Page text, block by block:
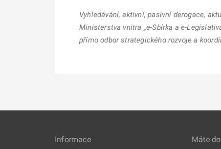
Vyhledávání, aktivní, pasivní derogace,
Ministerstva vnitra „e-Sbírka a e-
přímo odbor strategického rozvoje a
Informace Máte